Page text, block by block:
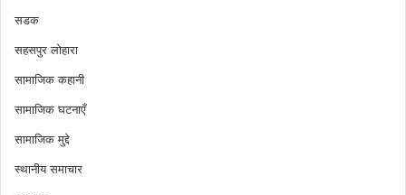
सडक
सहसपुर लोहारा
सामाजिक कहानी
सामाजिक घटनाएँ
सामाजिक मुद्दे
स्थानीय समाचार